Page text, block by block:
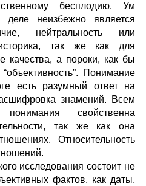
бесплодию. Ум
неизбежно является
нейтральность или
так же как для
качества, а пороки, как бы
Понимание
есть разумный ответ на
знамений. Всем
свойственна
так же как она
Относительность
исследования состоит не
фактов, как даты,